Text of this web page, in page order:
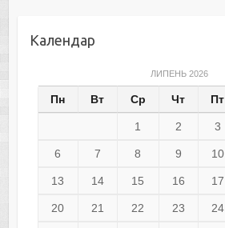
Календар
ЛИПЕНЬ 2026
Пн Вт Ср Чт Пт
1 2 3
6 7 8 9 10
13 14 15 16 17
20 21 22 23 24